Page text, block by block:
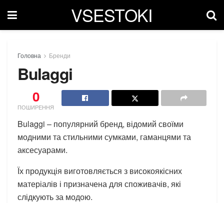
VSESTOKI
Головна Бренди
Bulaggi
0
ПОШИРЕННЯ
Bulaggi – популярний бренд, відомий своїми
модними та стильними сумками, гаманцями та
аксесуарами.
Їх продукція виготовляється з високоякісних
матеріалів і призначена для споживачів, які
слідкують за модою.